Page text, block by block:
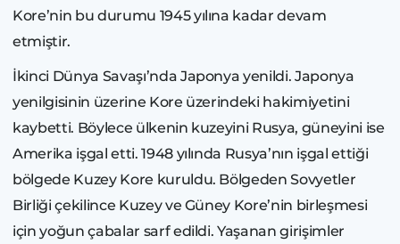
Kore’nin bu durumu 1945 yılına kadar devam
etmiştir.
İkinci Dünya Savaşı’nda Japonya yenildi. Japonya
yenilgisinin üzerine Kore üzerindeki hakimiyetini
kaybetti. Böylece ülkenin kuzeyini Rusya, güneyini ise
Amerika işgal etti. 1948 yılında Rusya’nın işgal ettiği
bölgede Kuzey Kore kuruldu. Bölgeden Sovyetler
Birliği çekilince Kuzey ve Güney Kore’nin birleşmesi
için yoğun çabalar sarf edildi. Yaşanan girişimler